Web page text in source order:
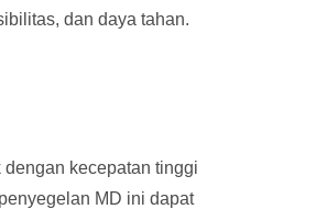
dan daya tahan.
kecepatan tinggi
MD ini dapat